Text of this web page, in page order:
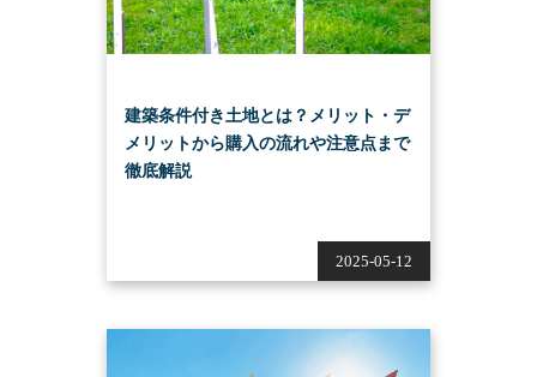
2025-05-12
建築条件付き土地とは？メリット・デ
メリットから購入の流れや注意点まで
徹底解説